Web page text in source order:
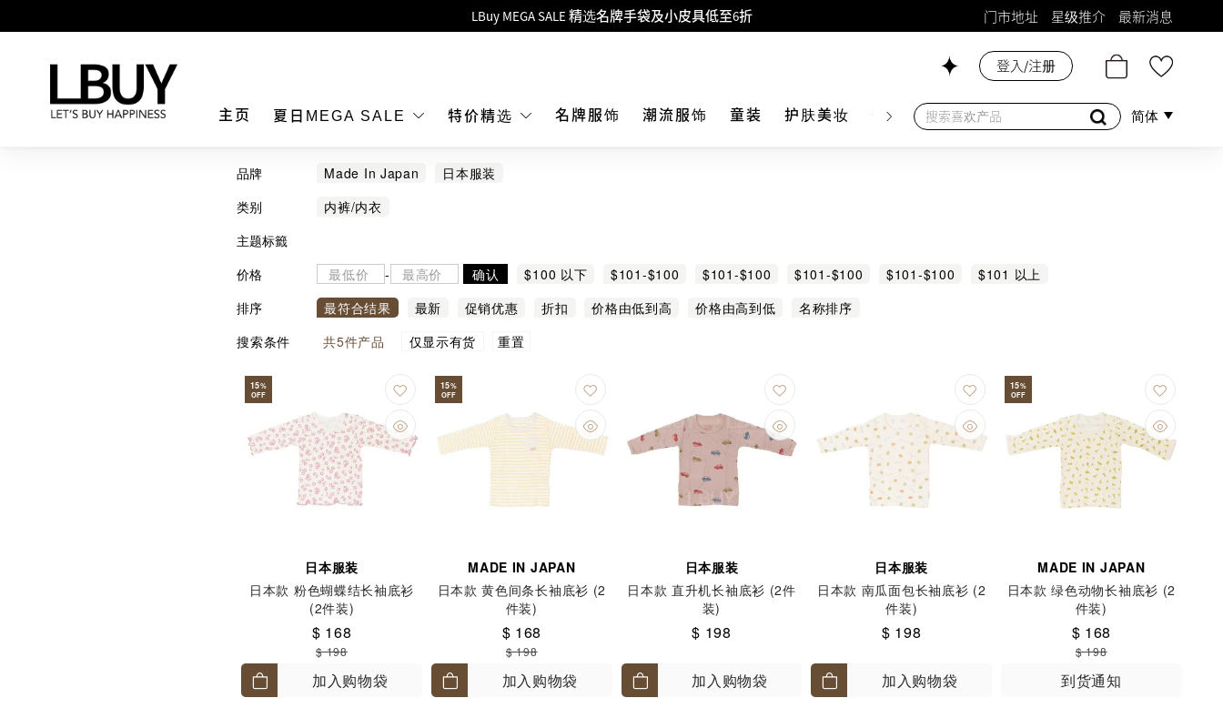
Goyard Hobo / Hobo Mini人气限量特别版限时原价低至75折!
MOKO 1楼175号铺旗舰店特设名牌Hermès、CHANEL及LV专区！
门市地址 星级推介 最新消息
主页 夏日MEGA SALE 特价精选 名牌服饰 潮流服饰 童装 护肤美妆 香水香薰 个人护理 母婴护理 游戏及精品
登入/注册
简体
品牌 Made In Japan
日本服装
类别
内裤/内衣
主题标籤
价格
- 确认 $100 以下 $101-$100 $101-$100 $101-$100 $101-$100
$101 以上
排序
最符合结果 最新 促销优惠 折扣 价格由低到高 价格由高到低
名称排序
搜索条件
共5件产品 仅显示有货 重置
15%
OFF
日本服装
日本款 粉色蝴蝶结长袖底衫
(2件装)
$ 168
$ 198
加入购物袋
15%
OFF
MADE IN JAPAN
日本款 黄色间条长袖底衫 (2
件装)
$ 168
$ 198
加入购物袋
日本服装
日本款 直升机长袖底衫 (2件
装)
$ 198
加入购物袋
日本服装
日本款 南瓜面包长袖底衫 (2
件装)
$ 198
加入购物袋
15%
OFF
MADE IN JAPAN
日本款 绿色动物长袖底衫 (2
件装)
$ 168
$ 198
到货通知